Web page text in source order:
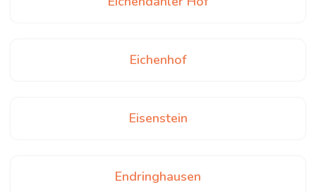
Eichenhof
Eisenstein
Endringhausen